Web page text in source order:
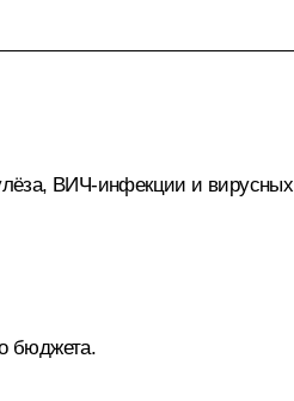
ВИЧ-инфекции и вирусных
бюджета.